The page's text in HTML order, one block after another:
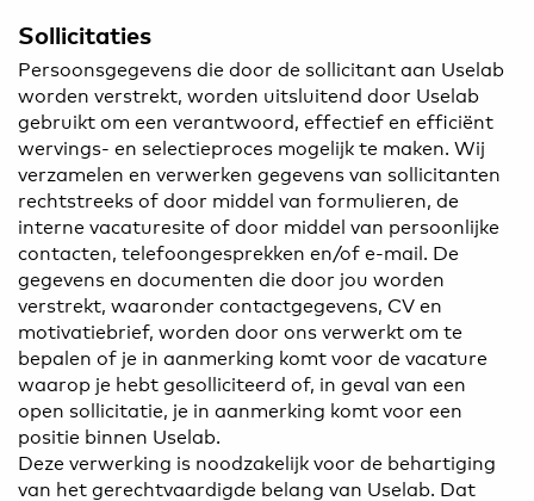
Sollicitaties
Persoonsgegevens die door de sollicitant aan Uselab
worden verstrekt, worden uitsluitend door Uselab
gebruikt om een verantwoord, effectief en efficiënt
wervings- en selectieproces mogelijk te maken. Wij
verzamelen en verwerken gegevens van sollicitanten
rechtstreeks of door middel van formulieren, de
interne vacaturesite of door middel van persoonlijke
contacten, telefoongesprekken en/of e-mail. De
gegevens en documenten die door jou worden
verstrekt, waaronder contactgegevens, CV en
motivatiebrief, worden door ons verwerkt om te
bepalen of je in aanmerking komt voor de vacature
waarop je hebt gesolliciteerd of, in geval van een
open sollicitatie, je in aanmerking komt voor een
positie binnen Uselab.
Deze verwerking is noodzakelijk voor de behartiging
van het gerechtvaardigde belang van Uselab. Dat